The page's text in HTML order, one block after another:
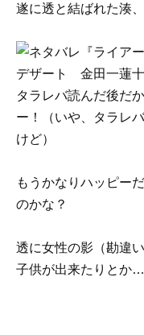
遂に透と結ばれた湊
タラレバ読んだ後だ
ー！（いや、タラレ
けど）
もうかなりハッピー
のかな？
透に女性の影（勘違
子供が出来たりとか…